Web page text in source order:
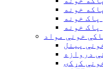
خونه
پاک خونه
پاک خونه
خونې مواد
پینل
دروازه
کړکۍ